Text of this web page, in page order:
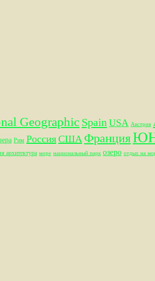
GeographicSpainUSA Австрия
Рим РоссияСША Франция
архитектура море национальный парк озеро отдых на